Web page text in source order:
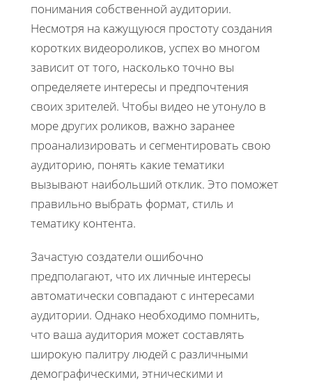
понимания собственной аудитории.
Несмотря на кажущуюся простоту создания
коротких видеороликов, успех во многом
зависит от того, насколько точно вы
определяете интересы и предпочтения
своих зрителей. Чтобы видео не утонуло в
море других роликов, важно заранее
проанализировать и сегментировать свою
аудиторию, понять какие тематики
вызывают наибольший отклик. Это поможет
правильно выбрать формат, стиль и
тематику контента.
Зачастую создатели ошибочно
предполагают, что их личные интересы
автоматически совпадают с интересами
аудитории. Однако необходимо помнить,
что ваша аудитория может составлять
широкую палитру людей с различными
демографическими, этническими и